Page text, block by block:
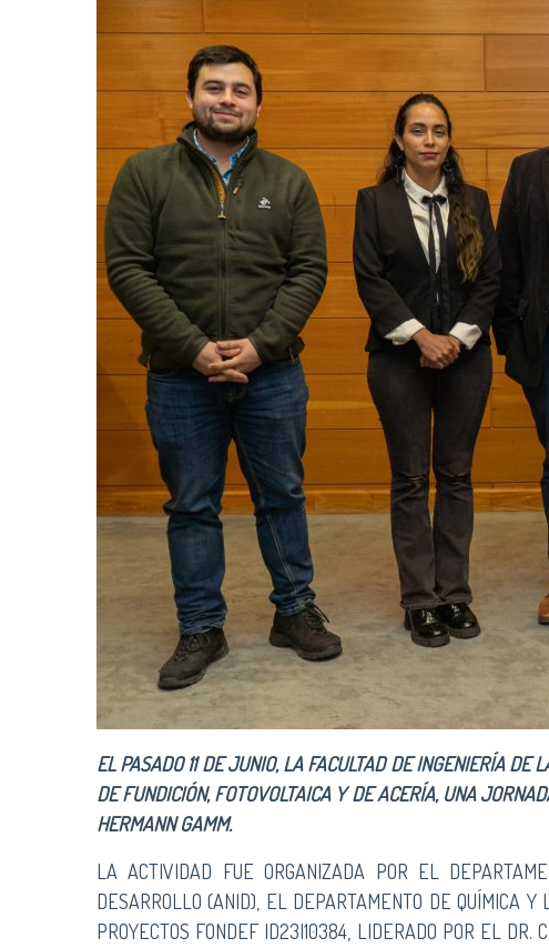
EL PASADO 11 DE JUNIO, LA FACULTAD DE INGENIERÍA
DE FUNDICIÓN, FOTOVOLTAICA Y DE ACERÍA, UNA
HERMANN GAMM.
LA ACTIVIDAD FUE ORGANIZADA POR EL
DESARROLLO (ANID), EL DEPARTAMENTO DE QUÍMICA
PROYECTOS FONDEF ID23I10384, LIDERADO POR EL DR.